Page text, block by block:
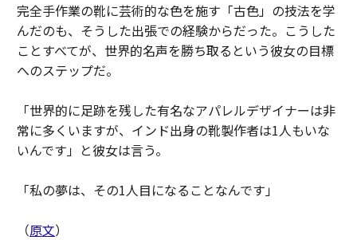
完全手作業の靴に芸術的な色を施す「古色」の技法を学
んだのも、そうした出張での経験からだった。こうした
ことすべてが、世界的名声を勝ち取るという彼女の目標
へのステップだ。
「世界的に足跡を残した有名なアパレルデザイナーは非
常に多くいますが、インド出身の靴製作者は1人もいな
いんです」と彼女は言う。
「私の夢は、その1人目になることなんです」
（原文）